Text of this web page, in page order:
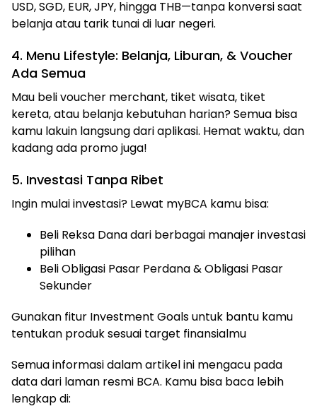
USD, SGD, EUR, JPY, hingga THB—tanpa konversi saat
belanja atau tarik tunai di luar negeri.
4. Menu Lifestyle: Belanja, Liburan, & Voucher
Ada Semua
Mau beli voucher merchant, tiket wisata, tiket
kereta, atau belanja kebutuhan harian? Semua bisa
kamu lakuin langsung dari aplikasi. Hemat waktu, dan
kadang ada promo juga!
5. Investasi Tanpa Ribet
Ingin mulai investasi? Lewat myBCA kamu bisa:
Beli Reksa Dana dari berbagai manajer investasi
pilihan
Beli Obligasi Pasar Perdana & Obligasi Pasar
Sekunder
Gunakan fitur Investment Goals untuk bantu kamu
tentukan produk sesuai target finansialmu
Semua informasi dalam artikel ini mengacu pada
data dari laman resmi BCA. Kamu bisa baca lebih
lengkap di: